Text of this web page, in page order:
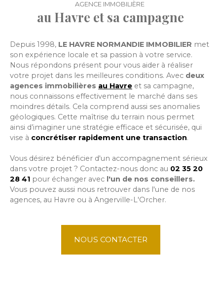
AGENCE IMMOBILIÈRE
au Havre et sa campagne
Depuis 1998, LE HAVRE NORMANDIE IMMOBILIER met
son expérience locale et sa passion à votre service.
Nous répondons présent pour vous aider à réaliser
votre projet dans les meilleures conditions. Avec deux
agences immobilières au Havre et sa campagne,
nous connaissons effectivement le marché dans ses
moindres détails. Cela comprend aussi ses anomalies
géologiques. Cette maîtrise du terrain nous permet
ainsi d’imaginer une stratégie efficace et sécurisée, qui
vise à concrétiser rapidement une transaction.
Vous désirez bénéficier d'un accompagnement sérieux
dans votre projet ? Contactez-nous donc au 02 35 20
28 41 pour échanger avec l'un de nos conseillers.
Vous pouvez aussi nous retrouver dans l'une de nos
agences, au Havre ou à Angerville-L'Orcher.
NOUS CONTACTER